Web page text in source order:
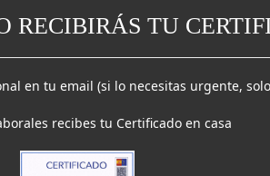
RECIBIRÁS TU
en tu email (si lo necesitas urgente,
recibes tu Certificado en casa